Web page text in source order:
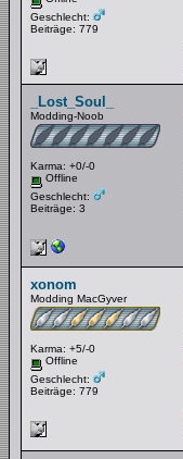
Geschlecht:
Beiträge: 779
_Lost_Soul_
Modding-Noob
Karma: +0/-0
Offline
Geschlecht:
Beiträge: 3
xonom
Modding MacGyver
Karma: +5/-0
Offline
Geschlecht:
Beiträge: 779